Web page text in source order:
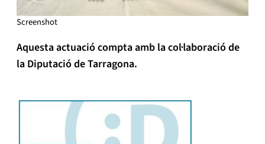
Screenshot
Aquesta actuació compta amb la col·laboració de
la Diputació de Tarragona.